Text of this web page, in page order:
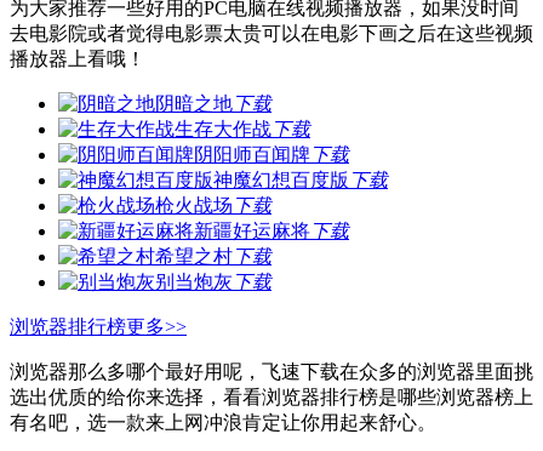
为大家推荐一些好用的PC电脑在线视频播放器，如果没时间
去电影院或者觉得电影票太贵可以在电影下画之后在这些视频
播放器上看哦！
阴暗之地下载
生存大作战下载
阴阳师百闻牌下载
神魔幻想百度版 下载
枪火战场 下载
新疆好运麻将下载
希望之村下载
别当炮灰 下载
浏览器排行榜更多>>
浏览器那么多哪个最好用呢，飞速下载在众多的浏览器里面挑
选出优质的给你来选择，看看浏览器排行榜是哪些浏览器榜上
有名吧，选一款来上网冲浪肯定让你用起来舒心。